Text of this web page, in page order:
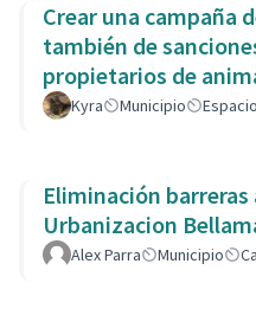
Crear una campaña
también de
propietarios de
heces de las aceras.
Kyra Municipio
Eliminación
Urbanizacion
Alex Parra Municipio